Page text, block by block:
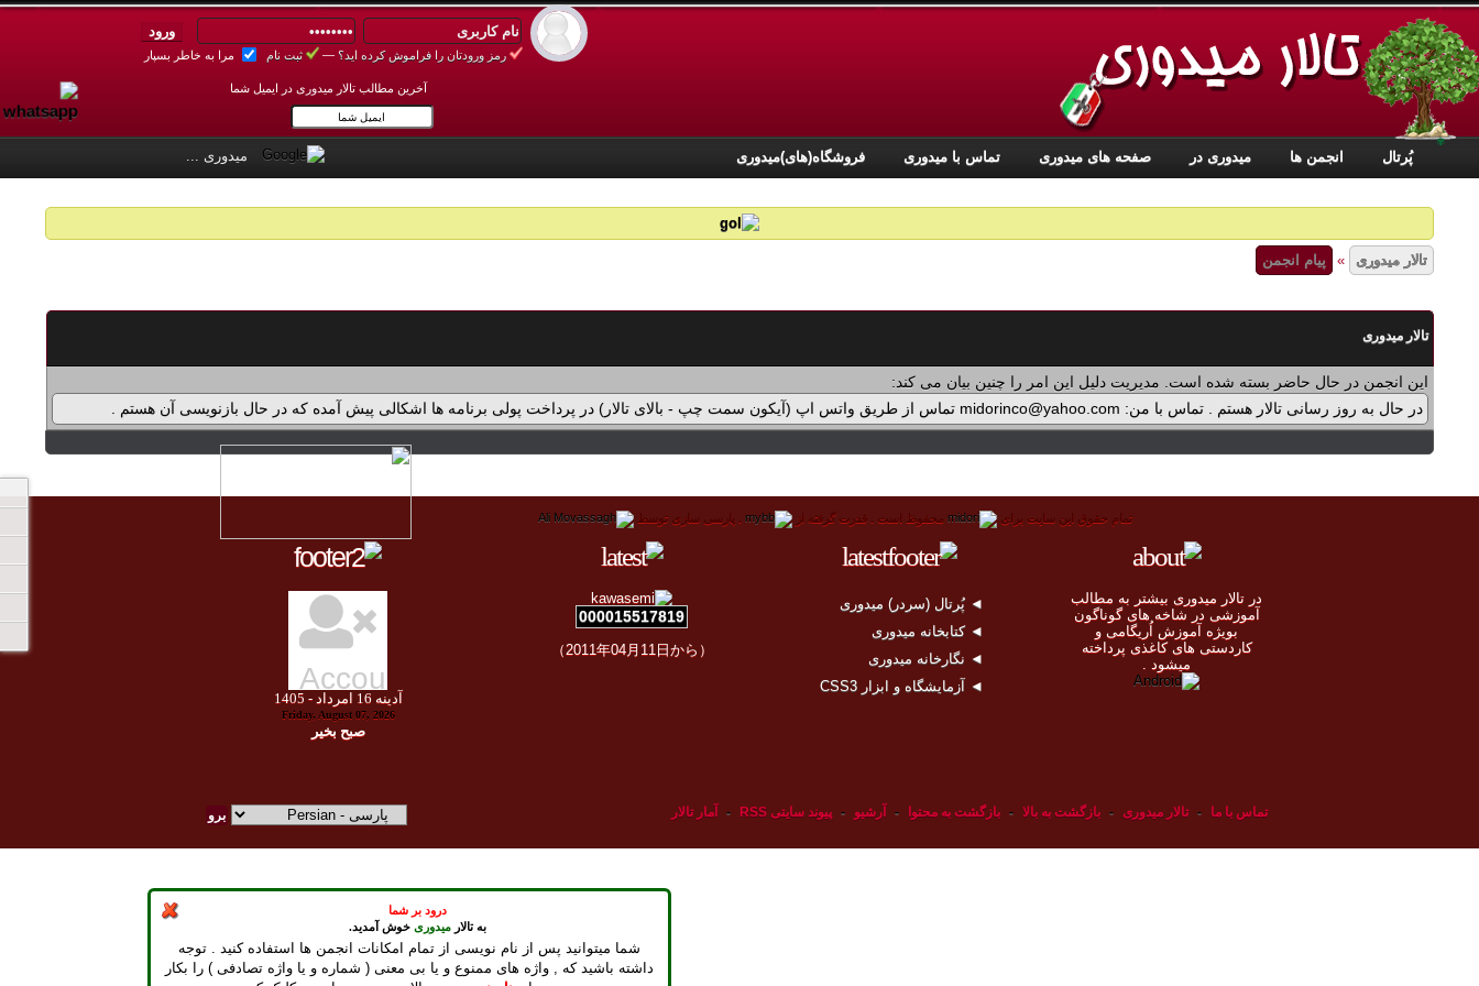
رمز ورودتان را فراموش کرده اید؟ — ثبت نام مرا به خاطر بسپار
درود بر شما
به تالار میدوریخوش آمدید.
شما میتوانید پس از نام نویسی از تمام امکانات انجمن ها استفاده کنید . توجه
داشته باشید که , واژه های ممنوع و یا بی معنی ( شماره و یا واژه تصادفی ) را بکار
آخرین مطالب تالار میدوری در ایمیل شما
پُرتال انجمن ها ميدوری در صفحه های میدوری تماس با میدوری فروشگاه(های)میدوری
تالار میدوری » پیام انجمن
تالار میدوری
این انجمن در حال حاضر بسته شده است. مدیریت دلیل این امر را چنین بیان می کند:
در حال به روز رسانی تالار هستم . تماس با من: midorinco@yahoo.com تماس از طریق واتس اپ (آیکون سمت چپ - بالای تالار) در پرداخت پولی برنامه ها اشکالی پیش آمده که در حال بازنویسی آن هستم .
تمام حقوق اين سايت برای محفوظ است . قدرت گرفته از پارسی سازی توسط
آدينه امرداد - 1405
Friday, August 07, 2026
صبح بخير
000015517819
（2011年04月11日から）
◄ پُرتال (سردر) میدوری
◄ کتابخانه میدوری
◄ نگارخانه میدوری
◄ آزمایشگاه و ابزار CSS3
در تالار میدوری بيشتر به مطالب
آموزشی در شاخه های گوناگون
بویژه آموزش اُريگامی و
کاردستی های کاغذی پرداخته
ميشود .
تماس با ما - تالار میدوری - بازگشت به بالا - بازگشت به محتوا - آرشیو - پیوند سایتی RSS - آمار تالار
✾